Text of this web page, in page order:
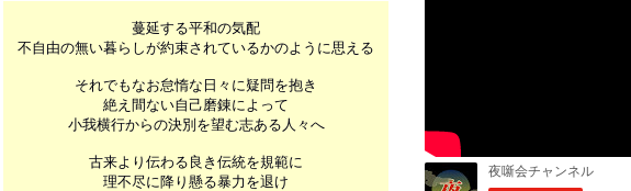
蔓延する平和の気配
不自由の無い暮らしが約束されているかのように思える
それでもなお怠惰な日々に疑問を抱き
絶え間ない自己磨錬によって
小我横行からの決別を望む志ある人々へ
古来より伝わる良き伝統を規範に
理不尽に降り懸る暴力を退け